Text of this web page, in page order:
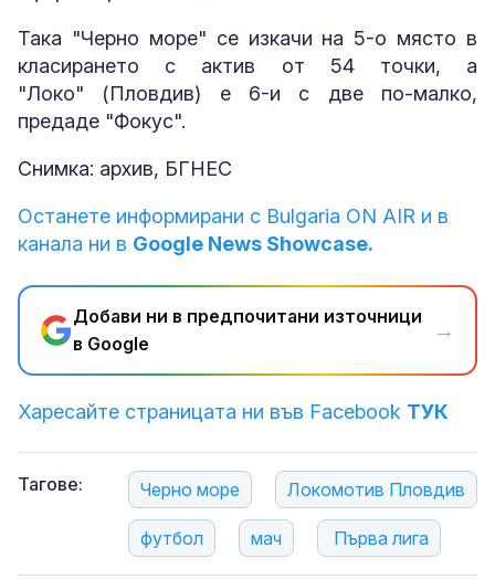
Така "Черно море" се изкачи на 5-о място в
класирането с актив от 54 точки, а
"Локо" (Пловдив) е 6-и с две по-малко,
предаде "Фокус".
Снимка: архив, БГНЕС
Останете информирани с Bulgaria ON AIR и в
канала ни в Google News Showcase.
Добави ни в предпочитани източници
в Google
→
Харесайте страницата ни във Facebook ТУК
Тагове: Черно море Локомотив Пловдив
футбол мач Първа лига